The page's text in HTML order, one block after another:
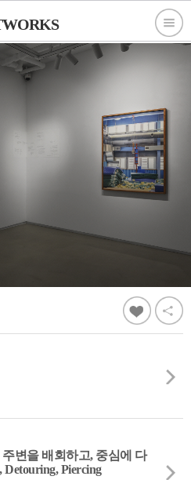
변을 배회하고, 중심에 다
Piercing